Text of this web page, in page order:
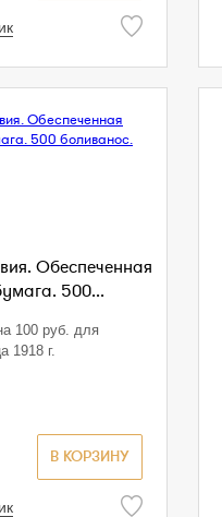
Обеспеченная
500...
100 руб. для
1918 г.
В КОРЗИНУ